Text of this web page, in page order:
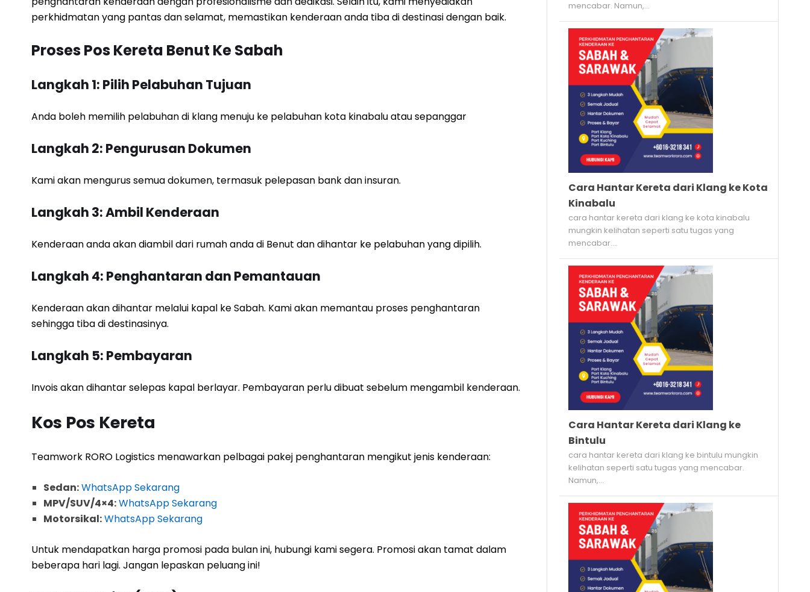
perkhidmatan yang pantas dan selamat, memastikan kenderaan anda tiba di destinasi dengan baik.
Proses Pos Kereta Benut Ke Sabah
Langkah 1: Pilih Pelabuhan Tujuan
Anda boleh memilih pelabuhan di klang menuju ke pelabuhan kota kinabalu atau sepanggar
Langkah 2: Pengurusan Dokumen
Kami akan mengurus semua dokumen, termasuk pelepasan bank dan insuran.
Langkah 3: Ambil Kenderaan
Kenderaan anda akan diambil dari rumah anda di Benut dan dihantar ke pelabuhan yang dipilih.
Langkah 4: Penghantaran dan Pemantauan
Kenderaan akan dihantar melalui kapal ke Sabah. Kami akan memantau proses penghantaran
sehingga tiba di destinasinya.
Langkah 5: Pembayaran
Invois akan dihantar selepas kapal berlayar. Pembayaran perlu dibuat sebelum mengambil kenderaan.
Kos Pos Kereta
Teamwork RORO Logistics menawarkan pelbagai pakej penghantaran mengikut jenis kenderaan:
Sedan:WhatsApp Sekarang
MPV/SUV/4×4:WhatsApp Sekarang
Motorsikal:WhatsApp Sekarang
Untuk mendapatkan harga promosi pada bulan ini, hubungi kami segera. Promosi akan tamat dalam
beberapa hari lagi. Jangan lepaskan peluang ini!
mencabar. Namun,...
Cara Hantar Kereta dari Klang ke Kota
Kinabalu
cara hantar kereta dari klang ke kota kinabalu
mungkin kelihatan seperti satu tugas yang
mencabar....
Cara Hantar Kereta dari Klang ke
Bintulu
cara hantar kereta dari klang ke bintulu mungkin
kelihatan seperti satu tugas yang mencabar.
Namun,...